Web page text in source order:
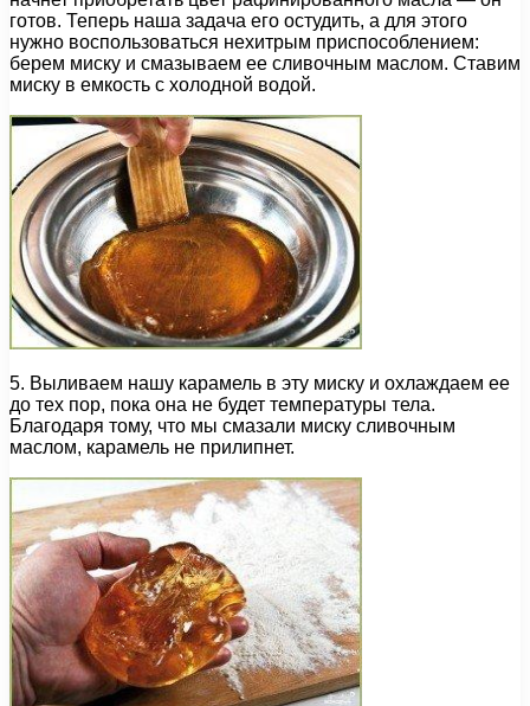
готов. Теперь наша задача его остудить, а для этого
нужно воспользоваться нехитрым приспособлением:
берем миску и смазываем ее сливочным маслом. Ставим
миску в емкость с холодной водой.
5. Выливаем нашу карамель в эту миску и охлаждаем ее
до тех пор, пока она не будет температуры тела.
Благодаря тому, что мы смазали миску сливочным
маслом, карамель не прилипнет.